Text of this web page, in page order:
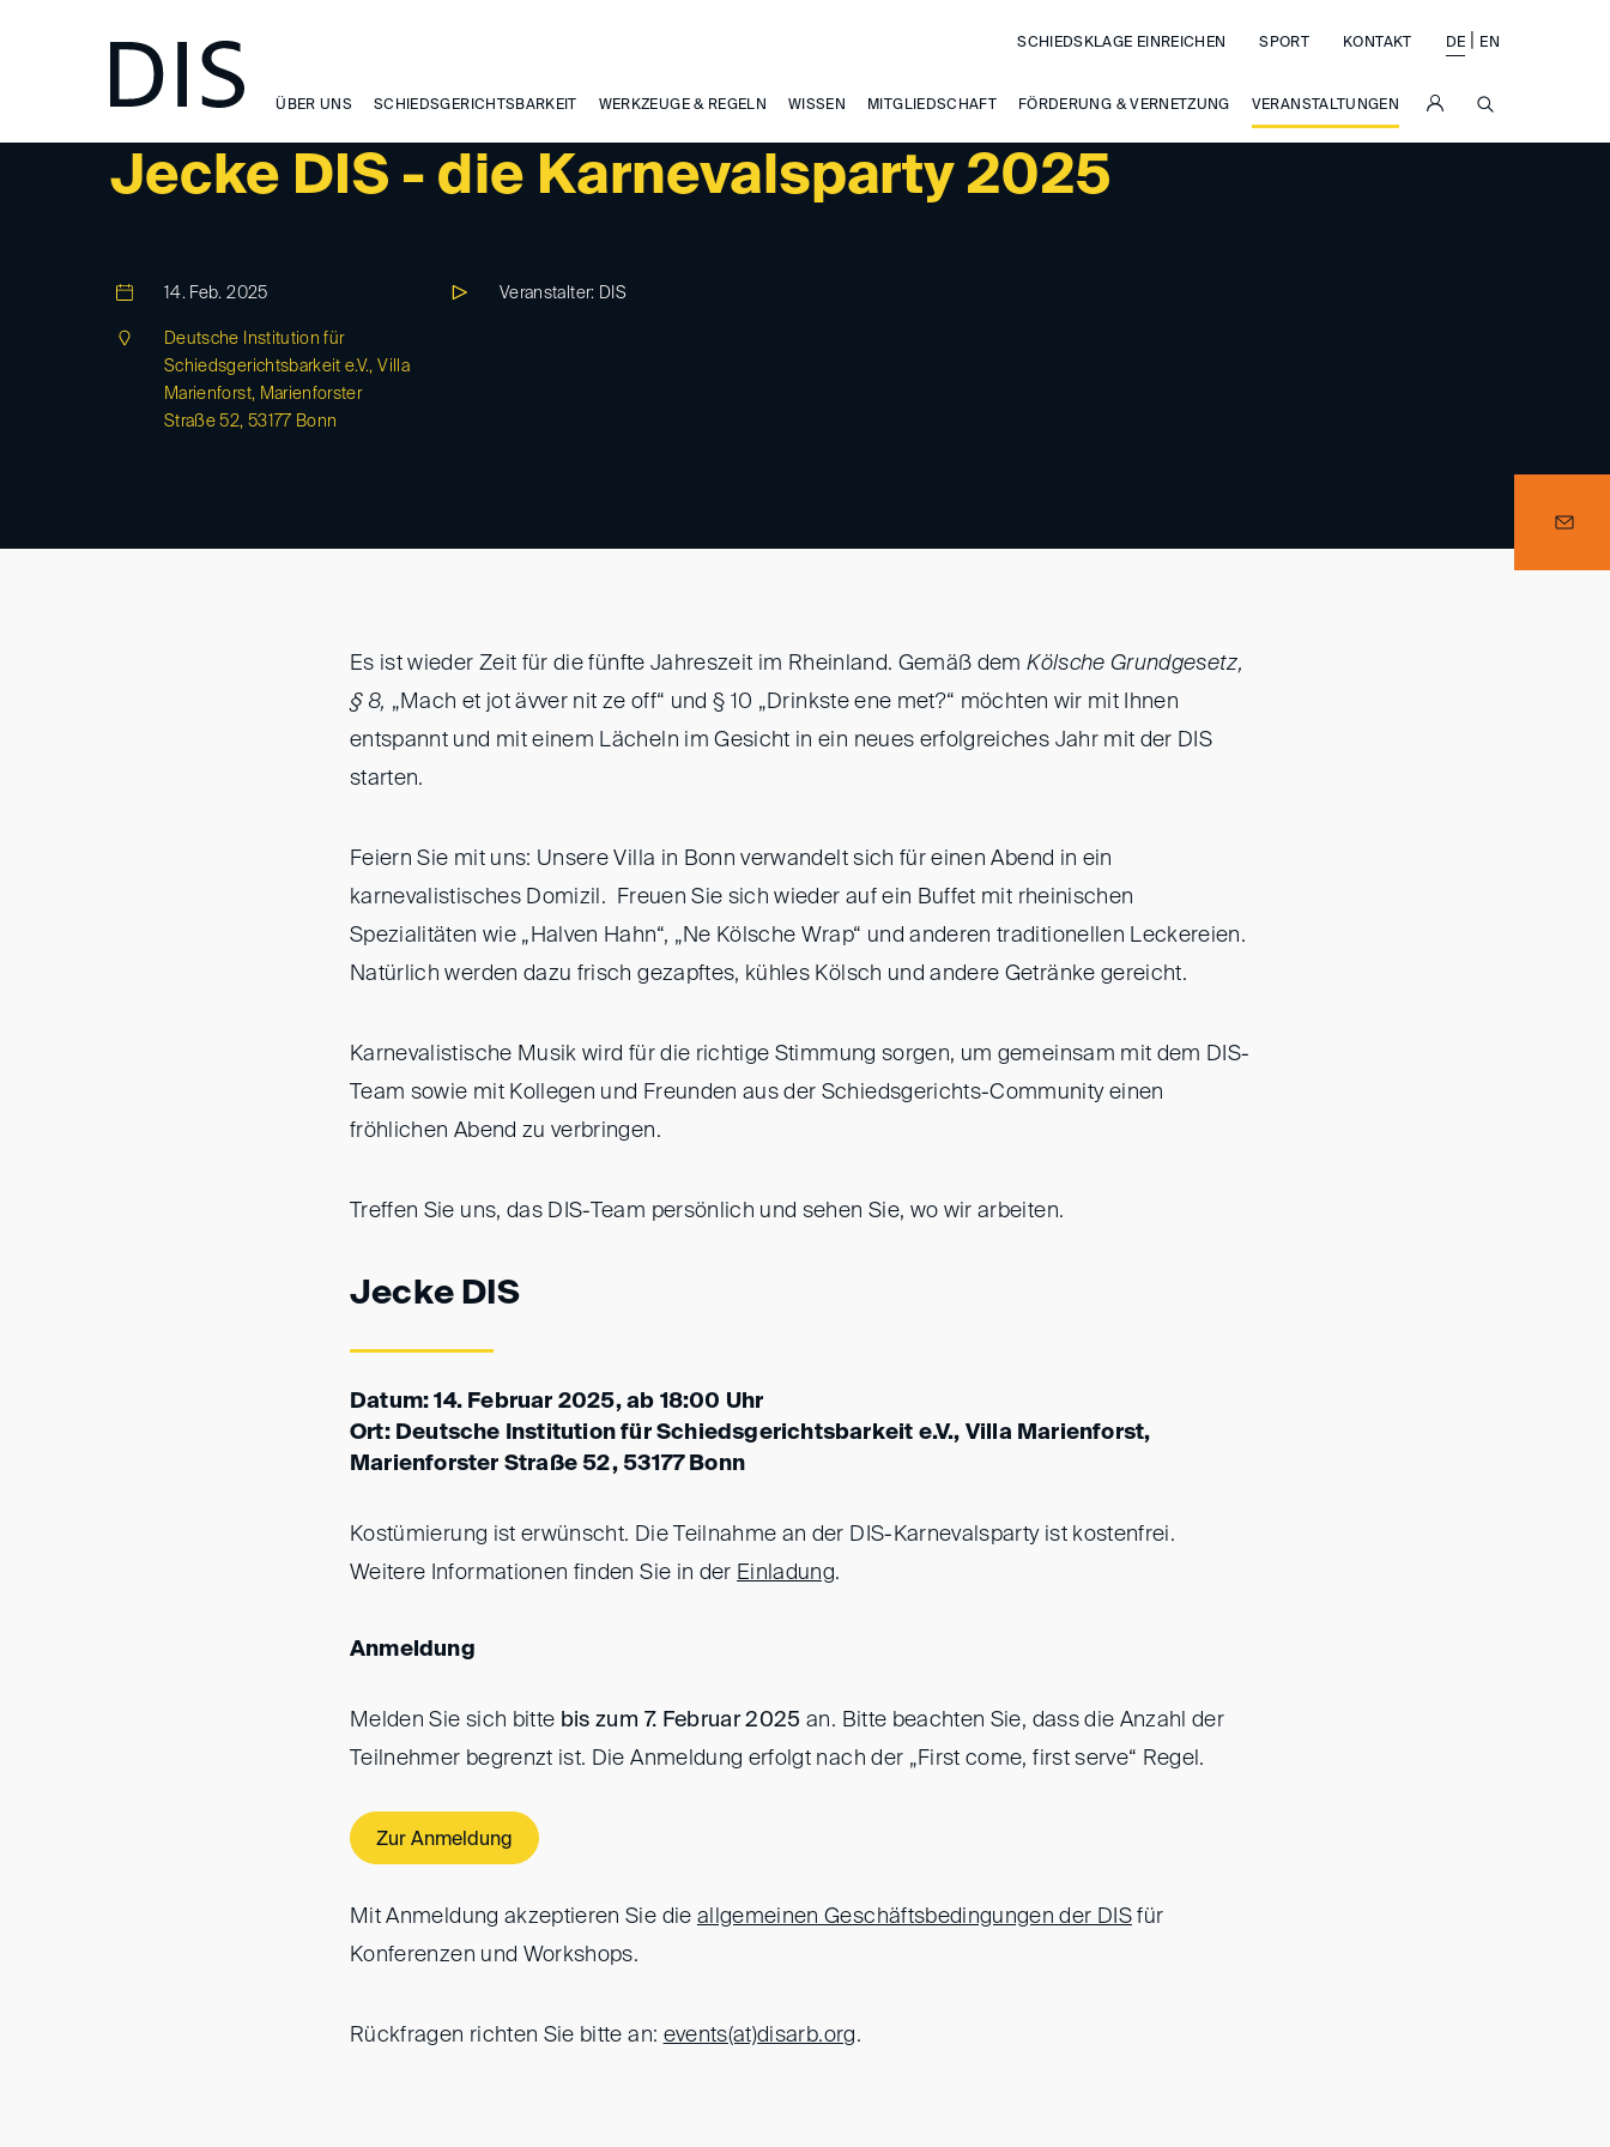
ÜBER UNS SCHIEDSGERICHTSBARKEIT WERKZEUGE & REGELN WISSEN MITGLIEDSCHAFT FÖRDERUNG & VERNETZUNG VERANSTALTUNGEN
SCHIEDSKLAGE EINREICHEN SPORT KONTAKT DE EN
Jecke DIS - die Karnevalsparty 2025
DIS-EVENT
14. Feb. 2025
Deutsche Institution für
Schiedsgerichtsbarkeit e.V., Villa
Marienforst, Marienforster
Straße 52, 53177 Bonn
Veranstalter: DIS
Es ist wieder Zeit für die fünfte Jahreszeit im Rheinland. Gemäß demKölsche Grundgesetz,
§ 8, „Mach et jot ävver nit ze off“ und § 10 „Drinkste ene met?“ möchten wir mit Ihnen
entspannt und mit einem Lächeln im Gesicht in ein neues erfolgreiches Jahr mit der DIS
starten.
Feiern Sie mit uns: Unsere Villa in Bonn verwandelt sich für einen Abend in ein
karnevalistisches Domizil. Freuen Sie sich wieder auf ein Buffet mit rheinischen
Spezialitäten wie „Halven Hahn“, „Ne Kölsche Wrap“ und anderen traditionellen Leckereien.
Natürlich werden dazu frisch gezapftes, kühles Kölsch und andere Getränke gereicht.
Karnevalistische Musik wird für die richtige Stimmung sorgen, um gemeinsam mit dem DIS-
Team sowie mit Kollegen und Freunden aus der Schiedsgerichts-Community einen
fröhlichen Abend zu verbringen.
Treffen Sie uns, das DIS-Team persönlich und sehen Sie, wo wir arbeiten.
Jecke DIS
Datum: 14. Februar 2025, ab 18:00 Uhr
Ort: Deutsche Institution für Schiedsgerichtsbarkeit e.V., Villa Marienforst,
Marienforster Straße 52, 53177 Bonn
Kostümierung ist erwünscht. Die Teilnahme an der DIS-Karnevalsparty ist kostenfrei.
Weitere Informationen finden Sie in der Einladung.
Anmeldung
Melden Sie sich bitte bis zum 7. Februar 2025 an. Bitte beachten Sie, dass die Anzahl der
Teilnehmer begrenzt ist. Die Anmeldung erfolgt nach der „First come, first serve“ Regel.
Zur Anmeldung
Mit Anmeldung akzeptieren Sie die allgemeinen Geschäftsbedingungen der DISfür
Konferenzen und Workshops.
Rückfragen richten Sie bitte an: events(at)disarb.org.